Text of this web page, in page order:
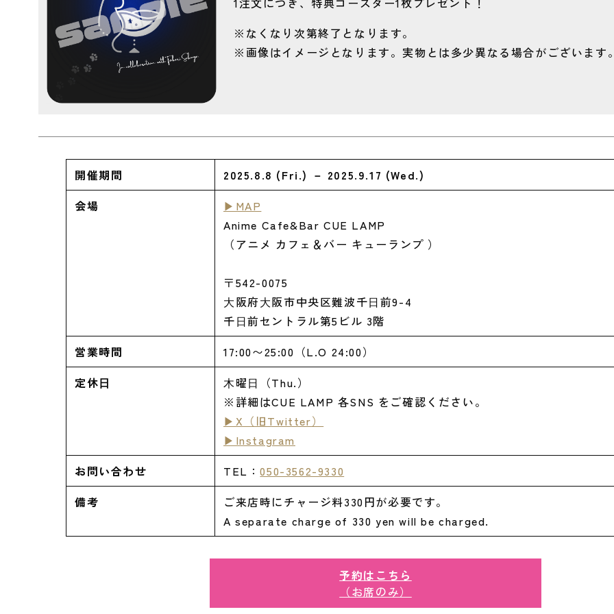
※なくなり次第終了となります。
※画像はイメージとなります。実物とは多少異なる場合がございます
開催期間 2025.8.8 (Fri.) － 2025.9.17 (Wed.)
会場
▶MAP
Anime Cafe&Bar CUE LAMP
（アニメ カフェ＆バー キューランプ ）
〒542-0075
⼤阪府⼤阪市中央区難波千⽇前9-4
千⽇前セントラル第5ビル 3階
営業時間
17:00〜25:00（L.O 24:00）
定休⽇
⽊曜⽇（Thu.）
※詳細はCUE LAMP 各SNS をご確認ください。
▶X（旧Twitter）
▶Instagram
お問い合わせ
TEL：050-3562-9330
備考
ご来店時にチャージ料330円が必要です。
A separate charge of 330 yen will be charged.
予約はこちら
（お席のみ）